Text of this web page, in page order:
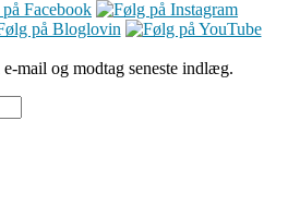
mail og modtag seneste indlæg.